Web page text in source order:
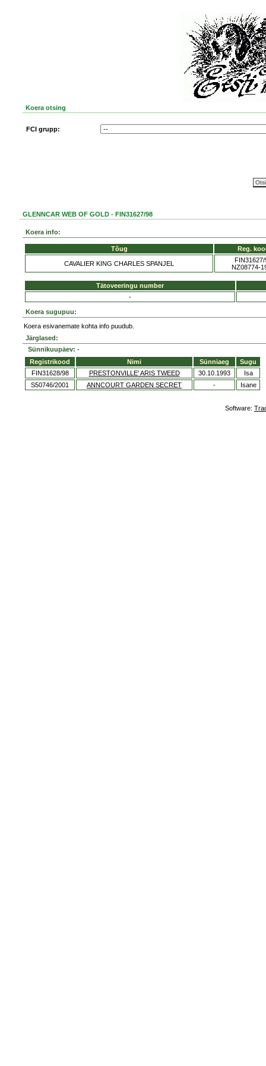
Koera otsing
FCI grupp:
GLENNCAR WEB OF GOLD - FIN31627/98
Koera info:
Tõug Reg.
CAVALIER KING CHARLES SPANJEL
FIN31627/
NZ08774-
Tätoveeringu number
-
Koera sugupuu:
Koera esivanemate kohta info puudub.
Järglased:
Sünnikuupäev: -
Registrikood
Nimi Sünniaeg
Sugu
FIN31628/98
PRESTONVILLE' ARIS TWEED 30.10.1993
Isa
S50746/2001
ANNCOURT GARDEN SECRET - Isane
Software: